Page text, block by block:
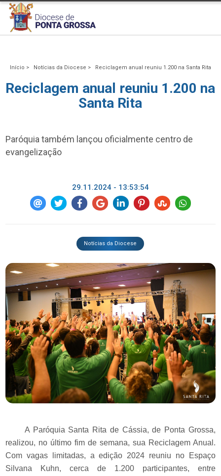
Início > Notícias da Diocese > Reciclagem anual reuniu 1.200 na Santa Rita
Reciclagem anual reuniu 1.200 na
Santa Rita
Paróquia também lançou oficialmente centro de
evangelização
29.11.2024 - 13:53:54
Notícias da Diocese
A Paróquia Santa Rita de Cássia, de Ponta Grossa,
realizou, no último fim de semana, sua Reciclagem Anual.
Com vagas limitadas, a edição 2024 reuniu no Espaço
Silvana Kuhn, cerca de 1.200 participantes, entre